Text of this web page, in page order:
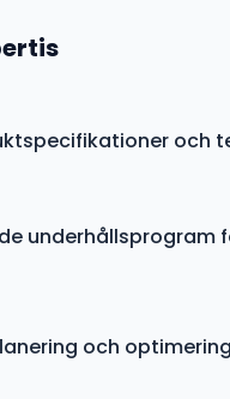
och
underhållsprogram
och optimering